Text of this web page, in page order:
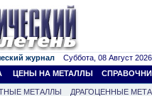
журнал Суббота, 08 Август 2026
ЦЕНЫ НА МЕТАЛЛЫ
МЕТАЛЛЫ ДРАГОЦЕННЫЕ